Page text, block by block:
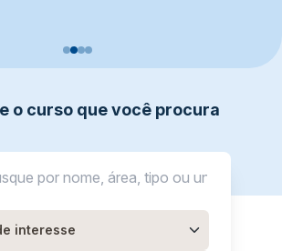
o curso que você procura